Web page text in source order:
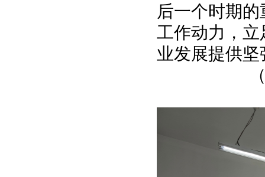
后一个时期
工作动力，
业发展提供